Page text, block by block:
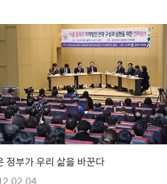
정부가 우리 삶을 바꾼다